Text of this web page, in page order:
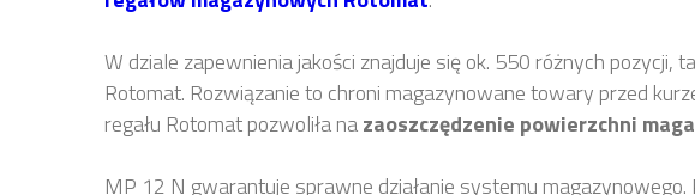
W dziale zapewnienia jakości znajduje się ok. 550 różnych pozycji,
Rotomat. Rozwiązanie to chroni magazynowane towary przed
regału Rotomat pozwoliła nazaoszczędzenie powierzchni
MP 12 N gwarantuje sprawne działanie systemu